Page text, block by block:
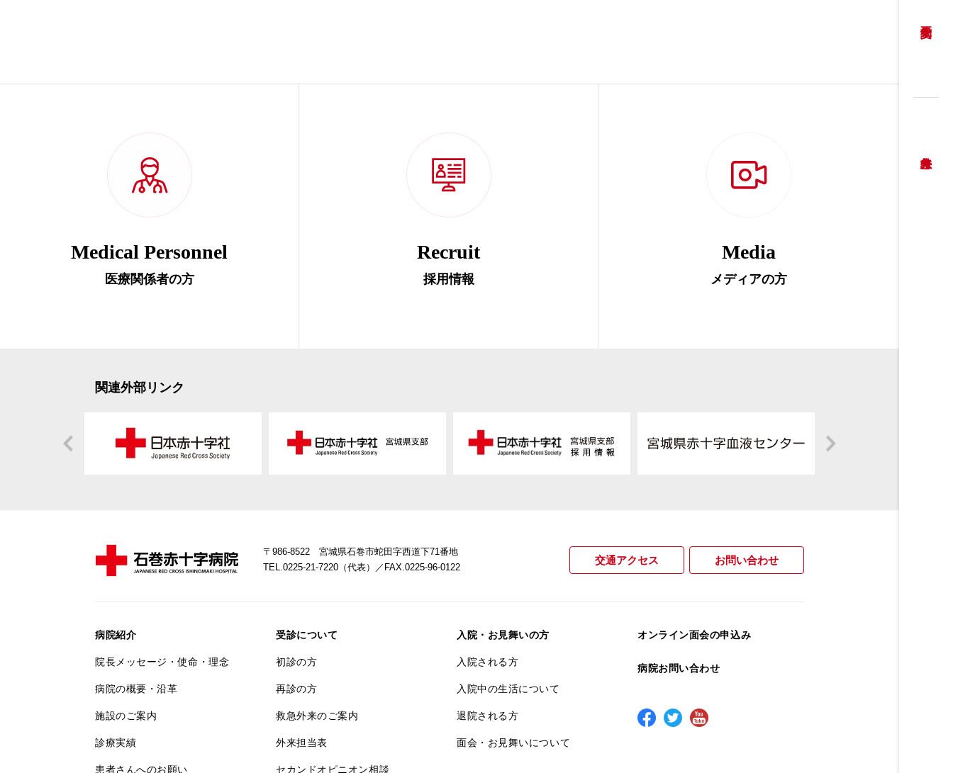
Medical Personnel
医療関係者の方
Recruit
採用情報
Media
メディアの方
関連外部リンク
〒986-8522 宮城県石巻市蛇田字西道下71番地
TEL.0225-21-7220（代表）
／FAX.0225-96-0122
交通アクセス お問い合わせ
病院紹介
院長メッセージ・使命・理念
病院の概要・沿革
施設のご案内
診療実績
患者さんへのお願い
受診について
初診の方
再診の方
救急外来のご案内
外来担当表
セカンドオピニオン相談
入院・お見舞いの方
入院される方
入院中の生活について
退院される方
面会・お見舞いについて
オンライン面会の申込み
病院お問い合わせ